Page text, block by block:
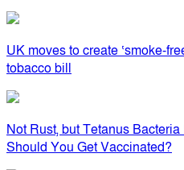
UK moves to create ‘smoke-
tobacco bill
Not Rust, but Tetanus
Should You Get Vaccinated?